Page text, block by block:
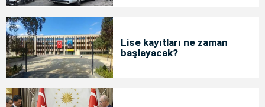
Lise kayıtları ne zaman
başlayacak?